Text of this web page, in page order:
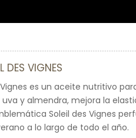
DES VIGNES
es un aceite nutritivo
y almendra, mejora la
Soleil des Vignes
a lo largo de todo el año.